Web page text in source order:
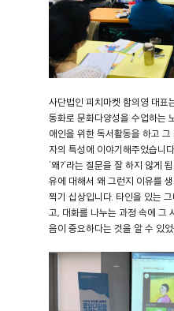
사단법인 피치마켓 함의영 대표
동화로 문화다양성을 수업하는
애인을 위한 독서활동을 하고
자의 특성에 이야기해주었습니
‘왜?’라는 질문을 잘 하지 않게
유에 대해서 왜 그런지 이유를
찍기 십상입니다. 타인을 있는
고, 대화를 나누는 과정 속에 그
음이 중요하다는 것을 알 수 있었